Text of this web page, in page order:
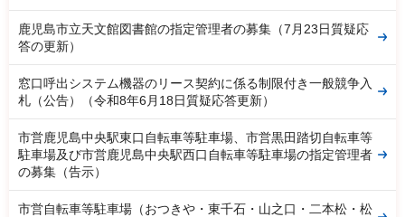
鹿児島市立天文館図書館の指定管理者の募集（7月23日質疑応
答の更新）
窓口呼出システム機器のリース契約に係る制限付き一般競争入
札（公告）（令和8年6月18日質疑応答更新）
市営鹿児島中央駅東口自転車等駐車場、市営黒田踏切自転車等
駐車場及び市営鹿児島中央駅西口自転車等駐車場の指定管理者
の募集（告示）
市営自転車等駐車場（おつきや・東千石・山之口・二本松・松